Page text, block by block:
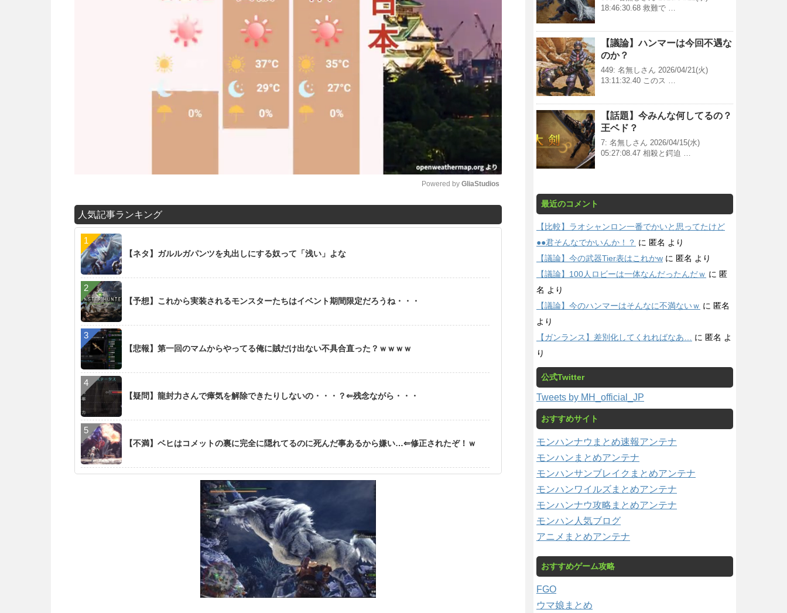
Powered by GliaStudios
人気記事ランキング
【ネタ】ガルルガパンツを丸出しにする奴って「浅い」よな
【予想】これから実装されるモンスターたちはイベント期間限定だろうね・・・
【悲報】第一回のマムからやってる俺に賊だけ出ない不具合直った？ｗｗｗｗ
【疑問】龍封力さんで瘴気を解除できたりしないの・・・？⇐残念ながら・・・
【不満】ベヒはコメットの裏に完全に隠れてるのに死んだ事あるから嫌い…⇐修正されたぞ！ｗ
18:46:30.68 救難で …
【議論】ハンマーは今回不遇な
のか？
449: 名無しさん 2026/04/21(火)
13:11:32.40 このス …
【話題】今みんな何してるの？
王ベド？
7: 名無しさん 2026/04/15(水)
05:27:08.47 相殺と鍔迫 …
最近のコメント
【比較】ラオシャンロン一番でかいと思ってたけど
●●君そんなでかいんか！？ に 匿名 より
【議論】今の武器Tier表はこれかw に 匿名 より
【議論】100人ロビーは一体なんだったんだｗ に 匿
名 より
【議論】今のハンマーはそんなに不満ないｗ に 匿名
より
【ガンランス】差別化してくれればなあ…
に 匿名 よ
り
公式Twitter
Tweets by MH_official_JP
おすすめサイト
モンハンナウまとめ速報アンテナ
モンハンまとめアンテナ
モンハンサンブレイクまとめアンテナ
モンハンワイルズまとめアンテナ
モンハンナウ攻略まとめアンテナ
モンハン人気ブログ
アニメまとめアンテナ
おすすめゲーム攻略
FGO
ウマ娘まとめ